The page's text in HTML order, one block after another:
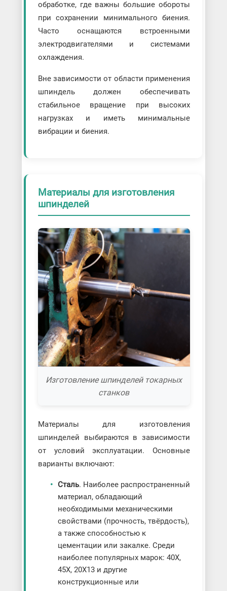
обработке, где важны большие обороты
при сохранении минимального биения.
Часто оснащаются встроенными
электродвигателями и системами
охлаждения.
Вне зависимости от области применения
шпиндель должен обеспечивать
стабильное вращение при высоких
нагрузках и иметь минимальные
вибрации и биения.
Материалы для изготовления
шпинделей
Изготовление шпинделей токарных
станков
Материалы для изготовления
шпинделей выбираются в зависимости
от условий эксплуатации. Основные
варианты включают:
Сталь. Наиболее распространенный
материал, обладающий
необходимыми механическими
свойствами (прочность, твёрдость),
а также способностью к
цементации или закалке. Среди
наиболее популярных марок: 40Х,
45Х, 20Х13 и другие
конструкционные или